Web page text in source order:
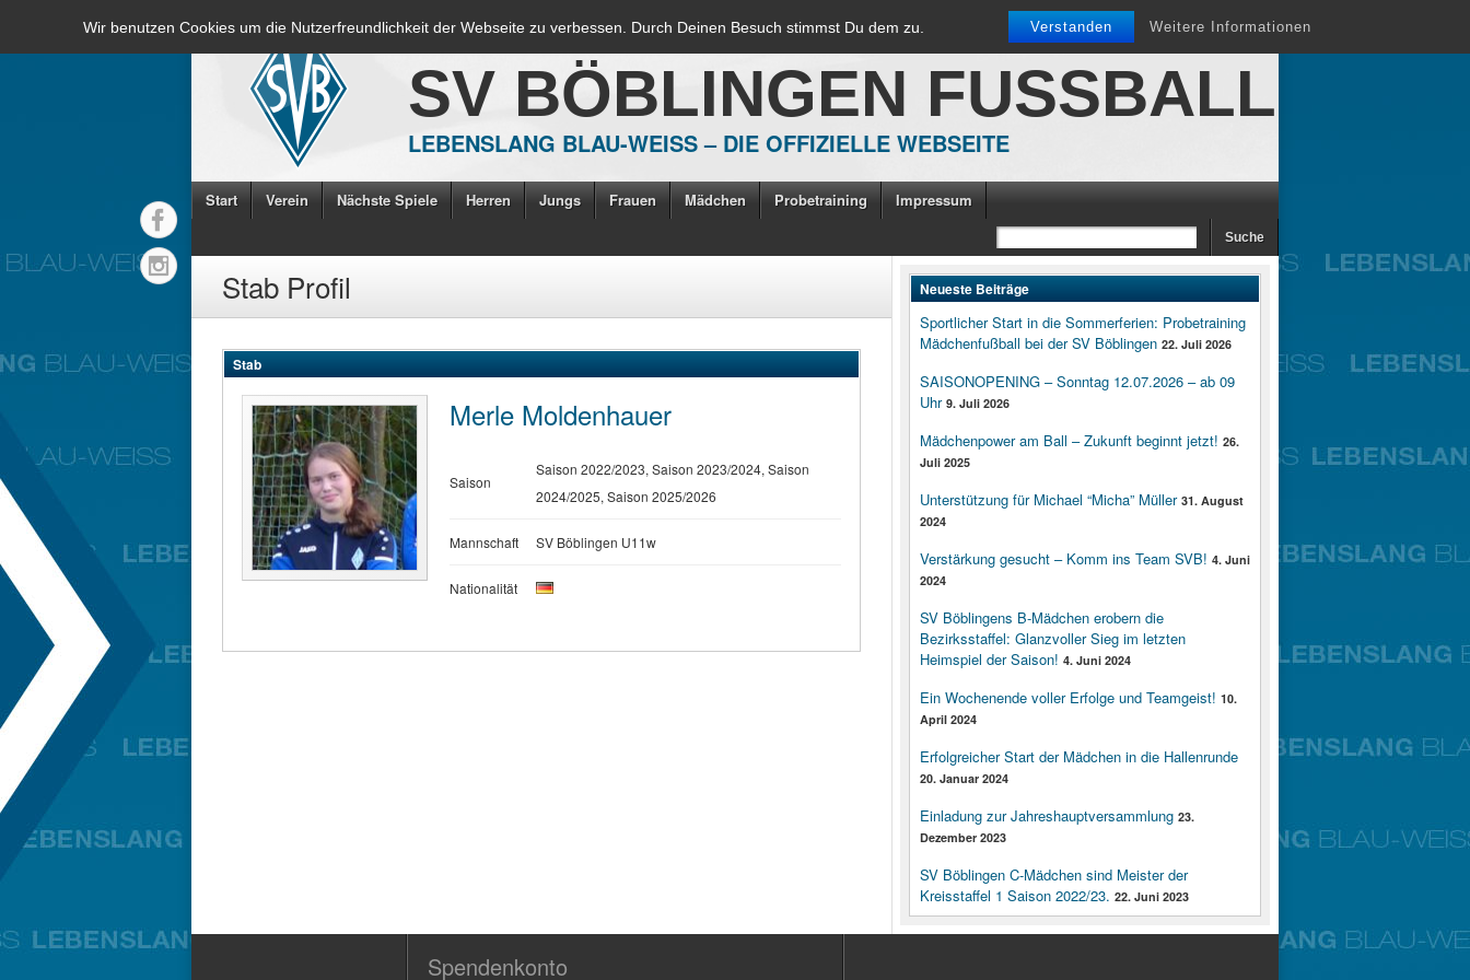
Wir benutzen Cookies um die Nutzerfreundlichkeit der Webseite zu verbessen. Durch Deinen Besuch stimmst Du dem zu. Verstanden Weitere Informationen
SV BÖBLINGEN FUSSBALL
LEBENSLANG BLAU-WEISS – DIE OFFIZIELLE WEBSEITE
Start Verein Nächste Spiele Herren Jungs Frauen Mädchen Probetraining Impressum
Stab Profil
Stab
Merle Moldenhauer
Saison
Saison 2022/2023, Saison 2023/2024, Saison
2024/2025, Saison 2025/2026
Mannschaft SV Böblingen U11w
Nationalität
Neueste Beiträge
Sportlicher Start in die Sommerferien: Probetraining
Mädchenfußball bei der SV Böblingen 22. Juli 2026
SAISONOPENING – Sonntag 12.07.2026 – ab 09
Uhr 9. Juli 2026
Mädchenpower am Ball – Zukunft beginnt jetzt! 26.
Juli 2025
Unterstützung für Michael “Micha” Müller 31. August
2024
Verstärkung gesucht – Komm ins Team SVB! 4. Juni
2024
SV Böblingens B-Mädchen erobern die
Bezirksstaffel: Glanzvoller Sieg im letzten
Heimspiel der Saison! 4. Juni 2024
Ein Wochenende voller Erfolge und Teamgeist! 10.
April 2024
Erfolgreicher Start der Mädchen in die Hallenrunde
20. Januar 2024
Einladung zur Jahreshauptversammlung 23.
Dezember 2023
SV Böblingen C-Mädchen sind Meister der
Kreisstaffel 1 Saison 2022/23. 22. Juni 2023
Spendenkonto